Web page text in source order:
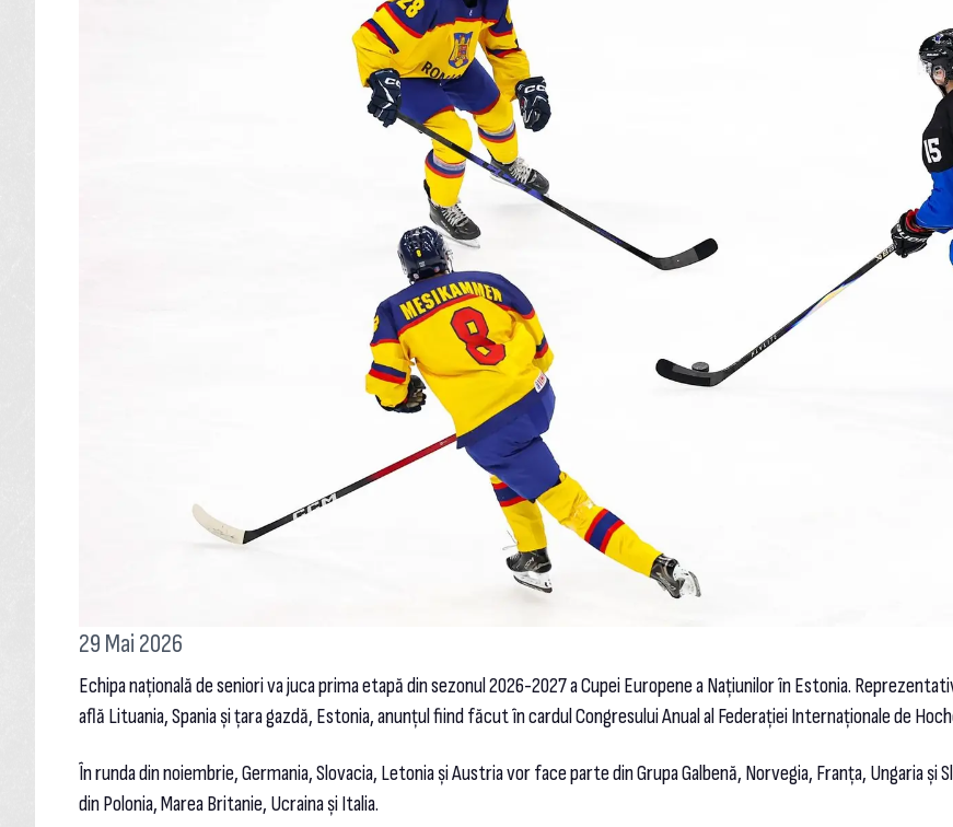
29 Mai 2026
Echipa națională de seniori va juca prima etapă din sezonul 2026-2027 a Cupei Europene a Națiunilor în Estonia.
află Lituania, Spania și țara gazdă, Estonia, anunțul fiind făcut în cardul Congresului Anual al Federației Internaționale de
În runda din noiembrie, Germania, Slovacia, Letonia și Austria vor face parte din Grupa Galbenă, Norvegia, Franța, Ungaria
din Polonia, Marea Britanie, Ucraina și Italia.